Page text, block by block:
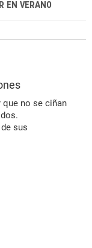
EN VERANO
no se ciñan
sus